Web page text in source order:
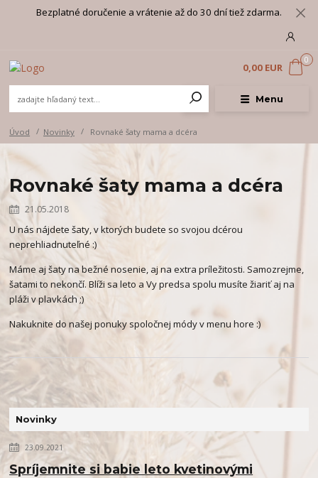
Bezplatné doručenie a vrátenie až do 30 dní tiež zdarma.
Menu
0
0,00 EUR
Úvod Novinky Rovnaké šaty mama a dcéra
Novinky
23.09.2021
Spríjemnite si babie leto kvetinovými
Rovnaké šaty mama a dcéra
21.05.2018
U nás nájdete šaty, v ktorých budete so svojou dcérou
neprehliadnuteľné :)
Máme aj šaty na bežné nosenie, aj na extra príležitosti. Samozrejme,
šatami to nekončí. Blíži sa leto a Vy predsa spolu musíte žiariť aj na
pláži v plavkách ;)
Nakuknite do našej ponuky spoločnej módy v menu hore :)